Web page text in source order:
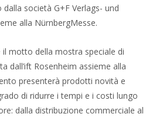
società G+F Verlags- und
alla NürnbergMesse.
motto della mostra speciale di
dall’ift Rosenheim assieme alla
presenterà prodotti novità e
di ridurre i tempi e i costi lungo
dalla distribuzione commerciale al